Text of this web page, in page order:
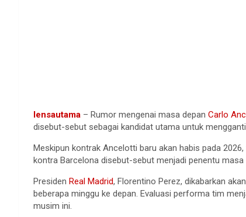
lensautama – Rumor mengenai masa depan Carlo
disebut-sebut sebagai kandidat utama untuk
Meskipun kontrak Ancelotti baru akan habis pada
kontra Barcelona disebut-sebut menjadi penentu
Presiden Real Madrid, Florentino Perez, dikabarkan
beberapa minggu ke depan. Evaluasi performa tim
musim ini.